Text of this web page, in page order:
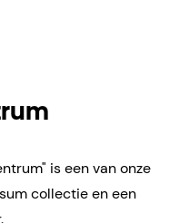
is een van onze
collectie en een